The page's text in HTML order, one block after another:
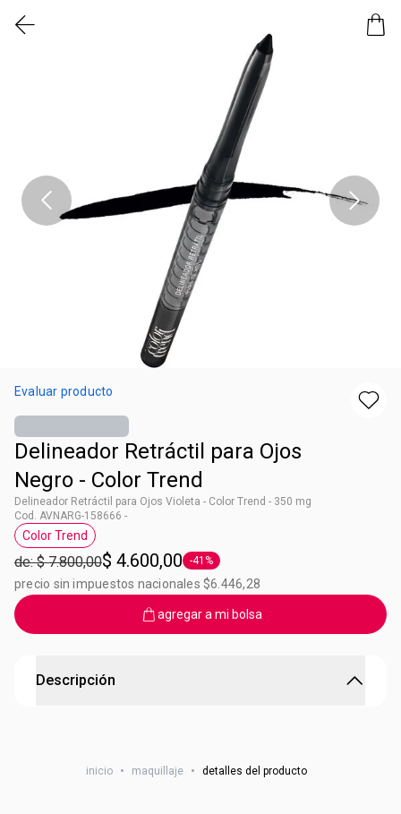
Evaluar producto
Delineador Retráctil para Ojos
Negro - Color Trend
Delineador Retráctil para Ojos Violeta - Color Trend - 350 mg
Cod. AVNARG-158666 -
Etiqueta Color Trend
Color Trend
de: $ 7.800,00$ 4.600,00 Etiqueta -41%
-41%
precio sin impuestos nacionales $6.446,28
agregar a mi bolsa
Descripción
inicio • maquillaje • detalles del producto